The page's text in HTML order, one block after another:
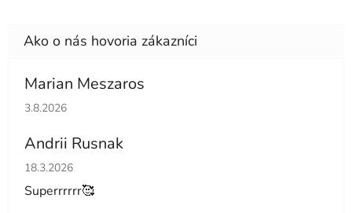
Marian Meszaros
Hodnotenie obchodu je 5 z 5 hviezdičiek.
3.8.2026
Andrii Rusnak
Hodnotenie obchodu je 5 z 5 hviezdičiek.
18.3.2026
Superrrrrr🥰